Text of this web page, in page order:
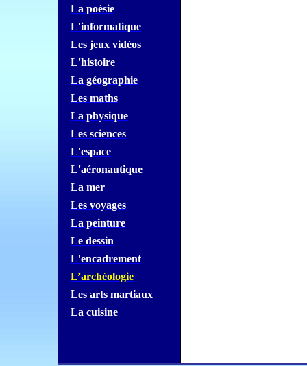
La poésie
L'informatique
Les jeux vidéos
L'histoire
La géographie
Les maths
La physique
Les sciences
L'espace
L'aéronautique
La mer
Les voyages
La peinture
Le dessin
L'encadrement
L’archéologie
Les arts martiaux
La cuisine